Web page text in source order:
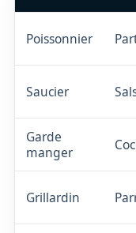
Poissonnier
Saucier
Garde
manger
Grillardin